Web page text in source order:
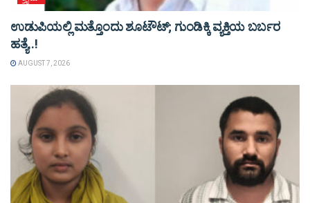
ಉಡುಪಿಯಲ್ಲಿ ಮತ್ತೊಂದು ಶೂಟೌಟ್‌; ಗುಂಡಿಕ್ಕಿ ವ್ಯಕ್ತಿಯ ಬರ್ಬರ
ಹತ್ಯೆ..!
AUGUST 7, 2026